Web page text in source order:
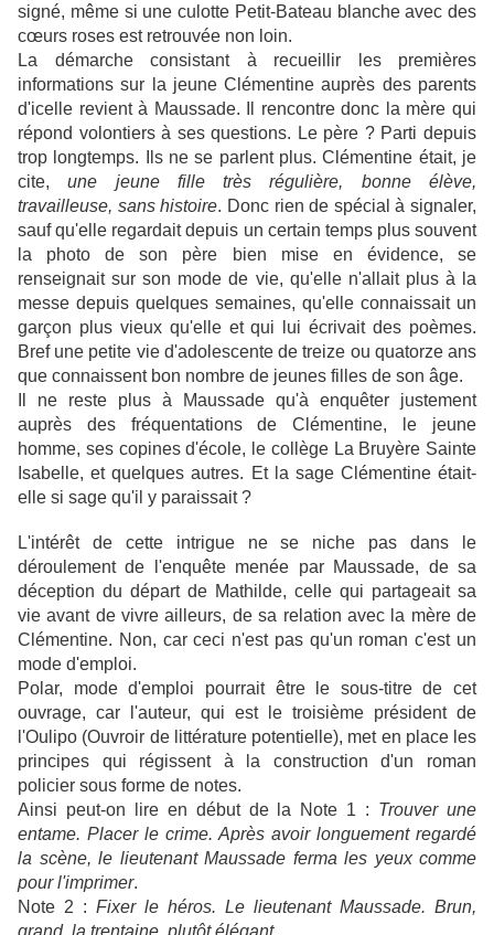
signé, même si une culotte Petit-Bateau blanche avec des
cœurs roses est retrouvée non loin.
La démarche consistant à recueillir les premières
informations sur la jeune Clémentine auprès des parents
d'icelle revient à Maussade. Il rencontre donc la mère qui
répond volontiers à ses questions. Le père ? Parti depuis
trop longtemps. Ils ne se parlent plus. Clémentine était, je
cite,une jeune fille très régulière, bonne élève,
travailleuse, sans histoire. Donc rien de spécial à signaler,
sauf qu'elle regardait depuis un certain temps plus souvent
la photo de son père bien mise en évidence, se
renseignait sur son mode de vie, qu'elle n'allait plus à la
messe depuis quelques semaines, qu'elle connaissait un
garçon plus vieux qu'elle et qui lui écrivait des poèmes.
Bref une petite vie d'adolescente de treize ou quatorze ans
que connaissent bon nombre de jeunes filles de son âge.
Il ne reste plus à Maussade qu'à enquêter justement
auprès des fréquentations de Clémentine, le jeune
homme, ses copines d'école, le collège La Bruyère Sainte
Isabelle, et quelques autres. Et la sage Clémentine était-
elle si sage qu'il y paraissait ?
L'intérêt de cette intrigue ne se niche pas dans le
déroulement de l'enquête menée par Maussade, de sa
déception du départ de Mathilde, celle qui partageait sa
vie avant de vivre ailleurs, de sa relation avec la mère de
Clémentine. Non, car ceci n'est pas qu'un roman c'est un
mode d'emploi.
Polar, mode d'emploi pourrait être le sous-titre de cet
ouvrage, car l'auteur, qui est le troisième président de
l'Oulipo (Ouvroir de littérature potentielle), met en place les
principes qui régissent à la construction d'un roman
policier sous forme de notes.
Ainsi peut-on lire en début de la Note 1 : Trouver une
entame. Placer le crime. Après avoir longuement regardé
la scène, le lieutenant Maussade ferma les yeux comme
pour l'imprimer.
Note 2 : Fixer le héros. Le lieutenant Maussade. Brun,